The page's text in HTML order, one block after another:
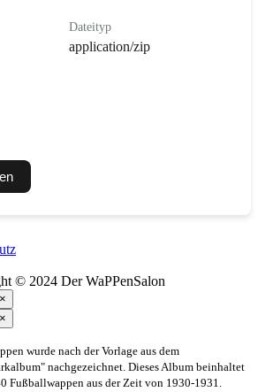
Dateityp
application/zip
© 2024 Der WaPPenSalon
×
×
wurde nach der Vorlage aus dem
nachgezeichnet. Dieses Album beinhaltet
Fußballwappen aus der Zeit von 1930-1931.